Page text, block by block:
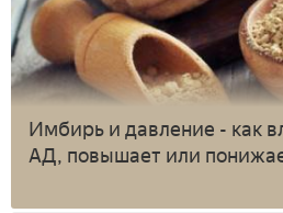
Имбирь и давление - как
АД, повышает или